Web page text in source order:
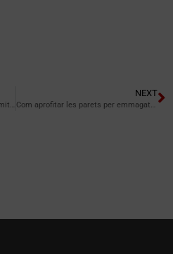
Decoració de dormitoris petits: optimitza cada racó
NEXT
Com aprofitar les parets per emmagatzematge